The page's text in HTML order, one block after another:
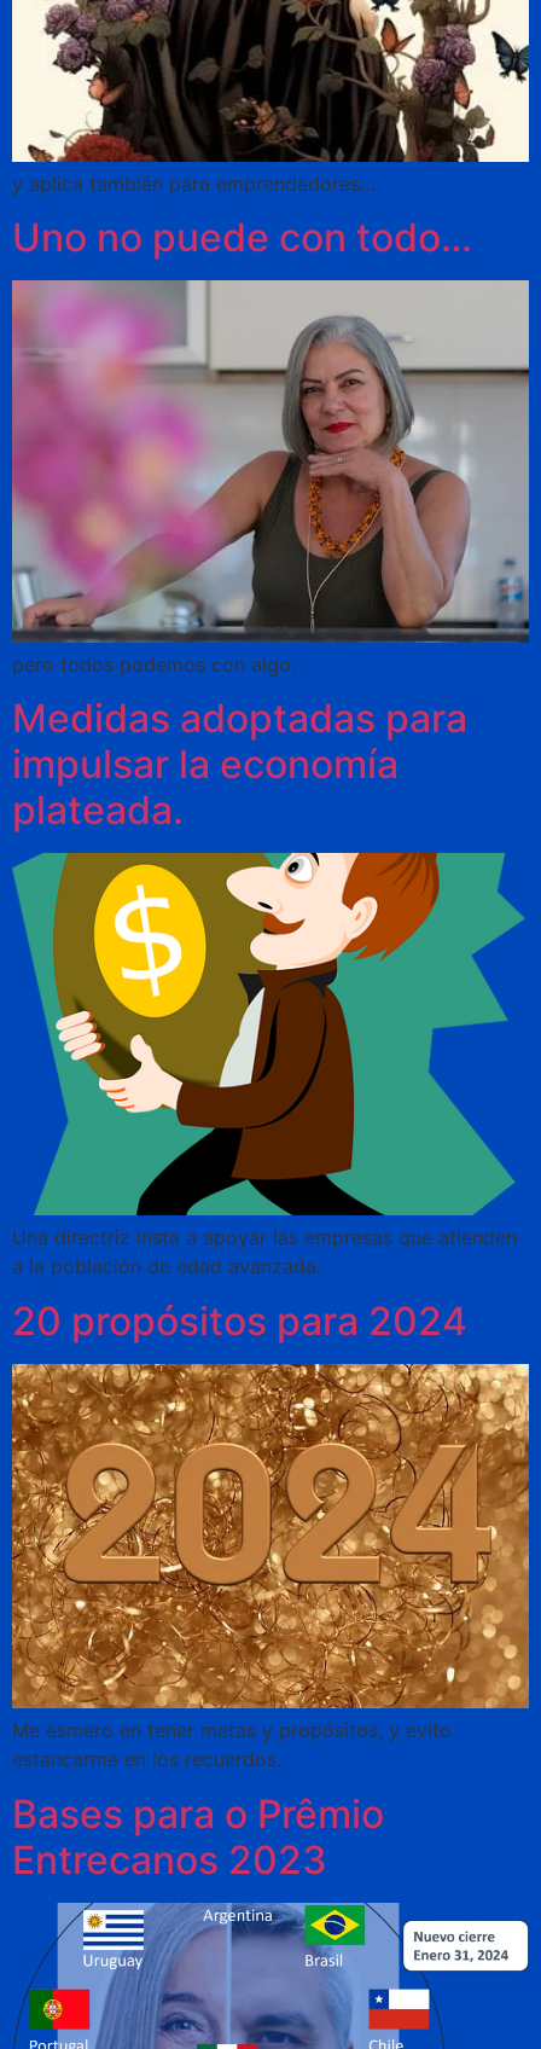
y aplica también para emprendedores…
Uno no puede con todo…
pero todos podemos con algo.
Medidas adoptadas para
impulsar la economía
plateada.
Una directriz insta a apoyar las empresas que atienden
a la población de edad avanzada.
20 propósitos para 2024
Me esmero en tener metas y propósitos, y evito
estancarme en los recuerdos.
Bases para o Prêmio
Entrecanos 2023